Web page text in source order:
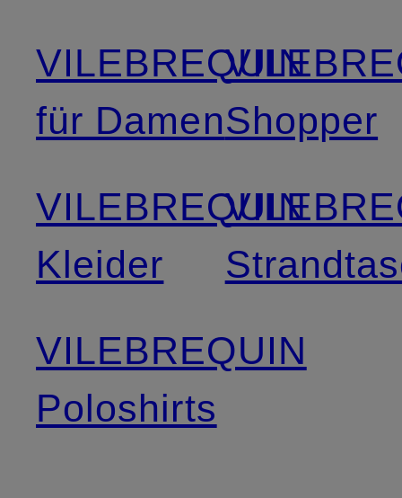
VILEBREQUIN
für Damen
VILEBREQUIN
Kleider
VILEBREQUIN
Poloshirts
Shopper